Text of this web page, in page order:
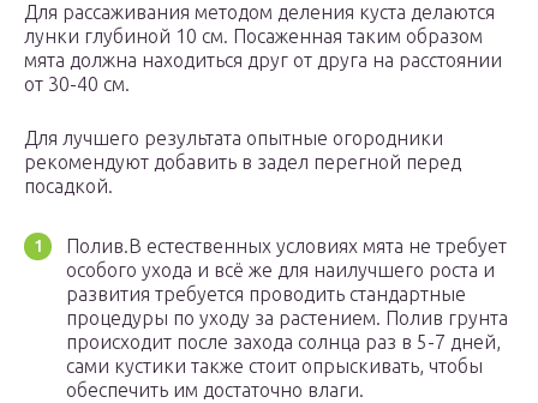
Для рассаживания методом деления куста делаются
лунки глубиной 10 см. Посаженная таким образом
мята должна находиться друг от друга на расстоянии
от 30-40 см.
Для лучшего результата опытные огородники
рекомендуют добавить в задел перегной перед
посадкой.
Полив.В естественных условиях мята не требует
особого ухода и всё же для наилучшего роста и
развития требуется проводить стандартные
процедуры по уходу за растением. Полив грунта
происходит после захода солнца раз в 5-7 дней,
сами кустики также стоит опрыскивать, чтобы
обеспечить им достаточно влаги.